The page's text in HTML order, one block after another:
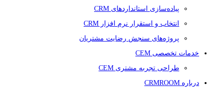
پیاده‌سازی استانداردهای CRM
انتخاب و استقرار نرم افزار CRM
پروژه‌های سنجش رضایت مشتریان
خدمات تخصصی CEM
طراحی تجربه مشتری CEM
درباره CRMROOM